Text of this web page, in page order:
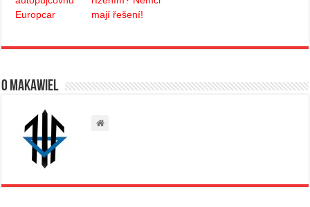
Europcar
mají řešení!
O Makawiel